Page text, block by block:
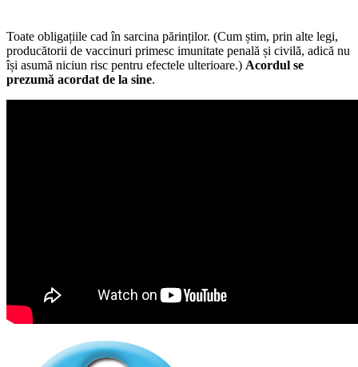
Toate obligațiile cad în sarcina părinților. (Cum știm, prin alte legi,
producătorii de vaccinuri primesc imunitate penală și civilă, adică nu
își asumă niciun risc pentru efectele ulterioare.) Acordul se
prezumă acordat de la sine.